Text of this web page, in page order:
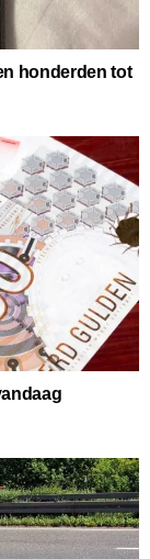
honderden tot